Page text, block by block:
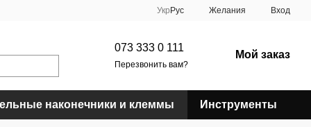
Укр Рус Желания Вход
073 333 0 111
Перезвонить вам?
Мой заказ
наконечники и клеммы Инструменты